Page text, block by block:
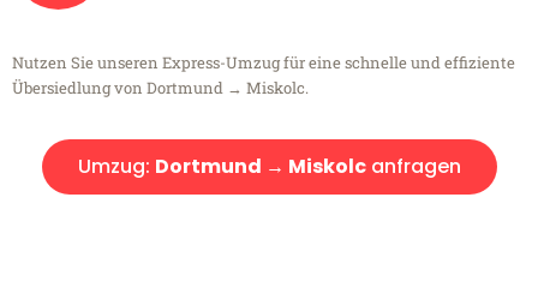
Nutzen Sie unseren Express-Umzug für eine schnelle und effiziente
Übersiedlung von Dortmund → Miskolc.
Umzug: Dortmund → Miskolcanfragen